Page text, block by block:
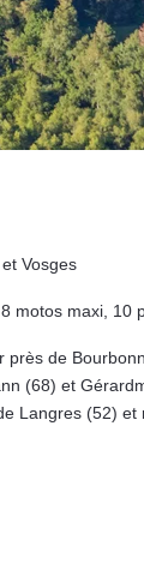
Vosges
motos maxi,
de
(68) et
Langres (52)